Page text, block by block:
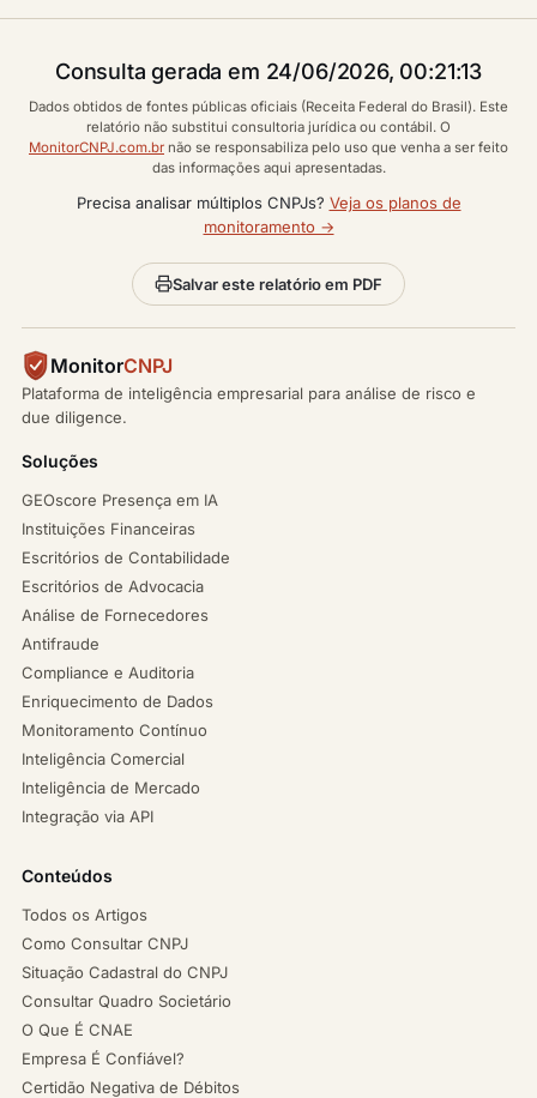
Consulta gerada em 24/06/2026, 00:21:13
Dados obtidos de fontes públicas oficiais (Receita Federal do Brasil). Este
relatório não substitui consultoria jurídica ou contábil. O
MonitorCNPJ.com.br não se responsabiliza pelo uso que venha a ser feito
das informações aqui apresentadas.
Precisa analisar múltiplos CNPJs? Veja os planos de
monitoramento →
Salvar este relatório em PDF
MonitorCNPJ
Plataforma de inteligência empresarial para análise de risco e
due diligence.
Soluções
GEOscore Presença em IA
Instituições Financeiras
Escritórios de Contabilidade
Escritórios de Advocacia
Análise de Fornecedores
Antifraude
Compliance e Auditoria
Enriquecimento de Dados
Monitoramento Contínuo
Inteligência Comercial
Inteligência de Mercado
Integração via API
Conteúdos
Todos os Artigos
Como Consultar CNPJ
Situação Cadastral do CNPJ
Consultar Quadro Societário
O Que É CNAE
Empresa É Confiável?
Certidão Negativa de Débitos